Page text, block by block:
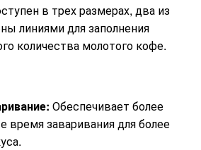
в трех размерах, два из
линиями для заполнения
количества молотого кофе.
Обеспечивает более
время заваривания для более